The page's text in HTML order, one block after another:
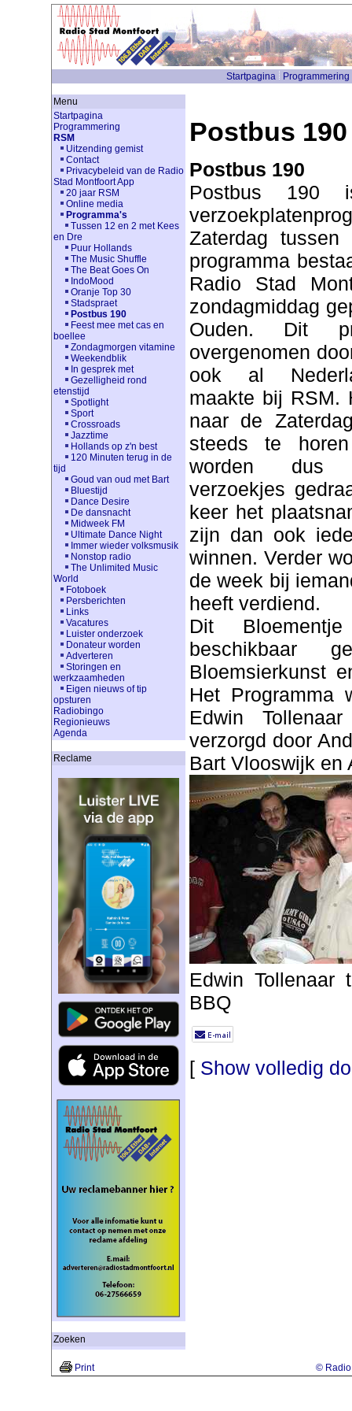
Startpagina Programmering
Menu
Startpagina
Programmering
RSM
Uitzending gemist
Contact
Privacybeleid van de Radio
Stad Montfoort App
20 jaar RSM
Online media
Programma's
Tussen 12 en 2 met Kees
en Dre
Puur Hollands
The Music Shuffle
The Beat Goes On
IndoMood
Oranje Top 30
Stadspraet
Postbus 190
Feest mee met cas en
boellee
Zondagmorgen vitamine
Weekendblik
In gesprek met
Gezelligheid rond
etenstijd
Spotlight
Sport
Crossroads
Jazztime
Hollands op z'n best
120 Minuten terug in de
tijd
Goud van oud met Bart
Bluestijd
Dance Desire
De dansnacht
Midweek FM
Ultimate Dance Night
Immer wieder volksmusik
Nonstop radio
The Unlimited Music
World
Fotoboek
Persberichten
Links
Vacatures
Luister onderzoek
Donateur worden
Adverteren
Storingen en
werkzaamheden
Eigen nieuws of tip
opsturen
Radiobingo
Regionieuws
Agenda
Reclame
Zoeken
Postbus 190
Postbus 190
Postbus 190
Zaterdag
programma
Radio Stad
zondagmiddag
Ouden. Dit
overgenomen
ook al
maakte bij RSM.
naar de
steeds te
worden dus
verzoekjes
keer het
zijn dan ook
winnen. Verder
de week bij
heeft verdiend.
Dit
beschikbaar
Bloemsierkunst
Het Programma
Edwin
verzorgd door
Bart Vlooswijk en
Edwin Tollenaar
BBQ
[ Show volledig
Print © Radio